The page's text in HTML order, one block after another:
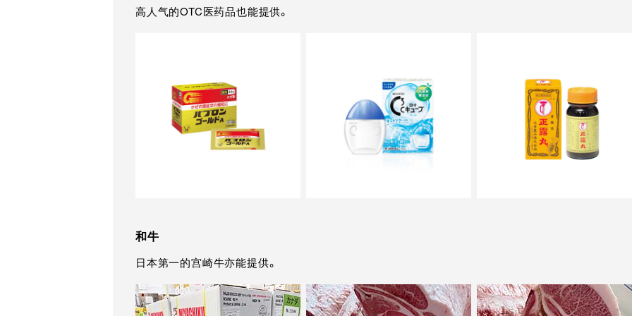
高人气的OTC医药品也能提供。
和牛
日本第一的宫崎牛亦能提供。